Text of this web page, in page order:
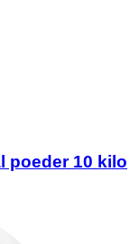
poeder 10 kilo